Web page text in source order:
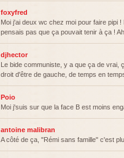
foxyfred
Moi j'ai deux wc chez moi pour faire pipi
pensais pas que ça pouvait tenir à ça !
djhector
Le bide communiste, y a que ça de vrai,
droit d'être de gauche, de temps en
Poio
Moi j'suis sur que la face B est moins
antoine malibran
A côté de ça, "Rémi sans famille" c'est